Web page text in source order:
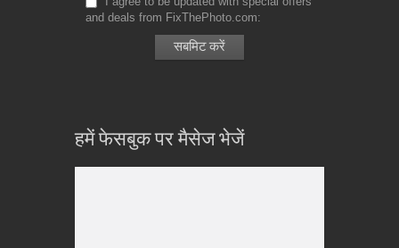
and deals from FixThePhoto.com
हमें फेसबुक पर मैसेज भेजें